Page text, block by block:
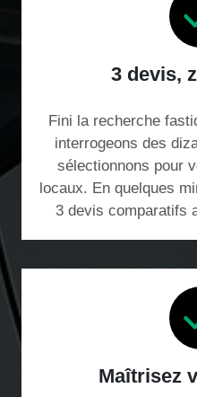
3 devis,
Fini la recherche
interrogeons des
sélectionnons pour
locaux. En quelques
3 devis comparatifs
Maîtrisez